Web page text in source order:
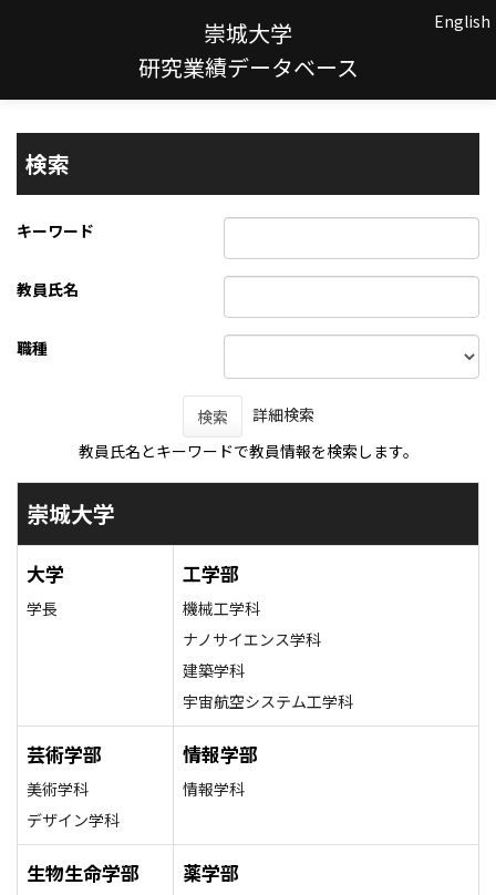
崇城大学
研究業績データベース
English
検索
キーワード
教員氏名
職種
検索
詳細検索
教員氏名とキーワードで教員情報を検索します。
崇城大学
大学
学長
工学部
機械工学科
ナノサイエンス学科
建築学科
宇宙航空システム工学科
芸術学部
美術学科
デザイン学科
情報学部
情報学科
生物生命学部 薬学部